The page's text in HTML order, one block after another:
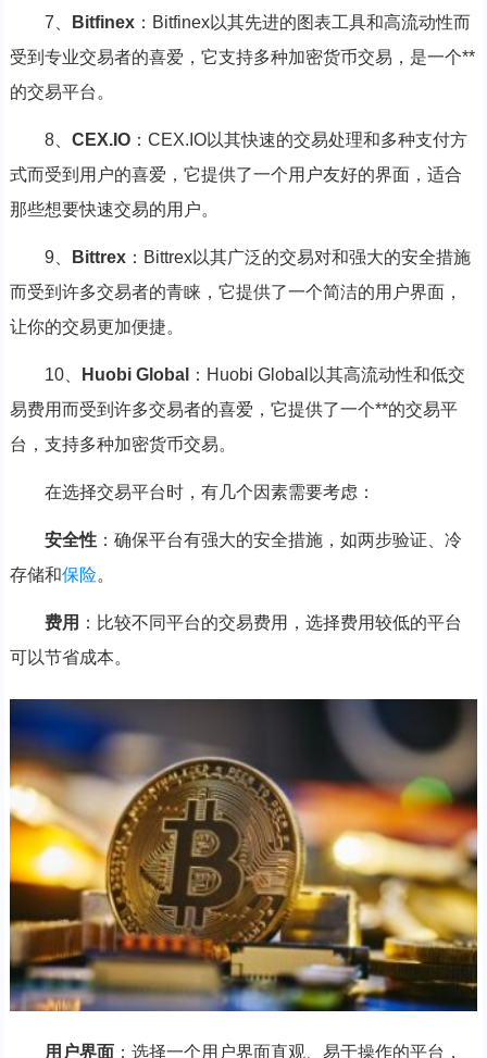
7、 Bitfinex：Bitfinex以其先进的图表工具和高流动性而
受到专业交易者的喜爱，它支持多种加密货币交易，是一个**
的交易平台。
8、 CEX.IO：CEX.IO以其快速的交易处理和多种支付方
式而受到用户的喜爱，它提供了一个用户友好的界面，适合
那些想要快速交易的用户。
9、 Bittrex：Bittrex以其广泛的交易对和强大的安全措施
而受到许多交易者的青睐，它提供了一个简洁的用户界面，
让你的交易更加便捷。
10、 Huobi Global
：Huobi Global以其高流动性和低交
易费用而受到许多交易者的喜爱，它提供了一个**的交易平
台，支持多种加密货币交易。
在选择交易平台时，有几个因素需要考虑：
安全性：确保平台有强大的安全措施，如两步验证、冷
存储和保险。
费用 ：比较不同平台的交易费用，选择费用较低的平台
可以节省成本。
用户界面：选择一个用户界面直观、易于操作的平台，